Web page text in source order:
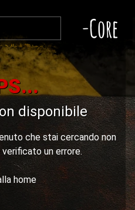
-Core
disponibile
che stai cercando non
un errore.
home